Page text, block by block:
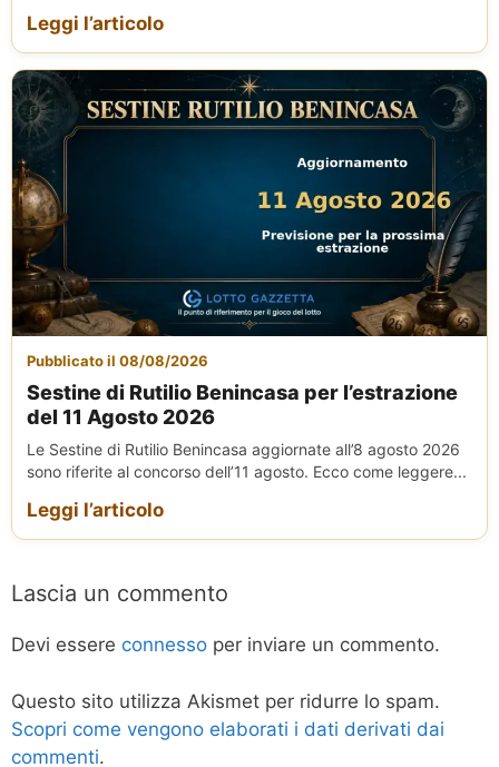
Leggi l’articolo
Pubblicato il 08/08/2026
Sestine di Rutilio Benincasa per l’estrazione
del 11 Agosto 2026
Le Sestine di Rutilio Benincasa aggiornate all’8 agosto 2026
sono riferite al concorso dell’11 agosto. Ecco come leggere...
Leggi l’articolo
Lascia un commento
Devi essere connesso per inviare un commento.
Questo sito utilizza Akismet per ridurre lo spam.
Scopri come vengono elaborati i dati derivati dai
commenti.